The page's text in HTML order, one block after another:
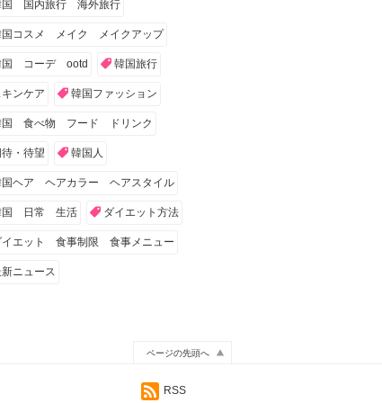
国 国内旅行 海外旅行
国コスメ メイク メイクアップ
国 コーデ ootd 韓国旅行
キンケア 韓国ファッション
国 食べ物 フード ドリンク
・待望 韓国人
国ヘア ヘアカラー ヘアスタイル
国 日常 生活 ダイエット方法
イエット 食事制限 食事メニュー
ニュース
ページの先頭へ
RSS